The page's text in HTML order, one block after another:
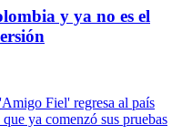
y ya no es el
Fiel' regresa al país
ya comenzó sus pruebas